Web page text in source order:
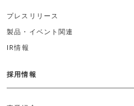
プレスリリース
製品・イベント関連
IR情報
採用情報